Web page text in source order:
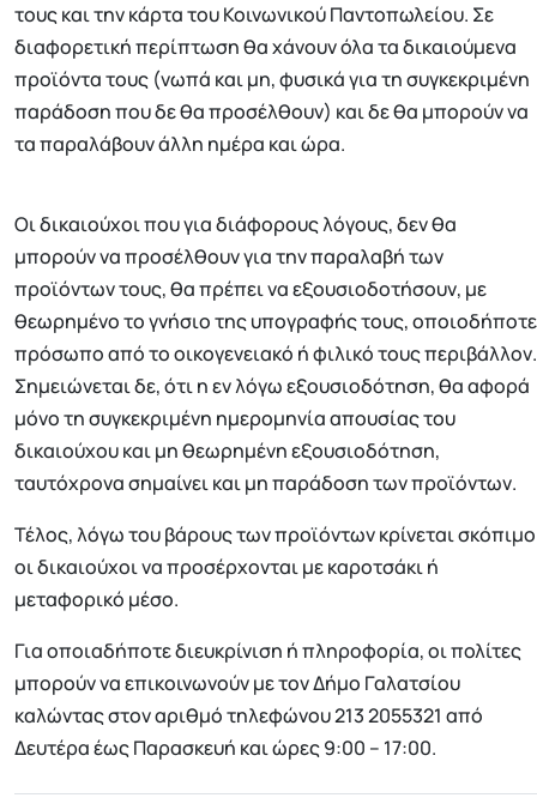
τους και την κάρτα του Κοινωνικού Παντοπωλείου. Σε
διαφορετική περίπτωση θα χάνουν όλα τα δικαιούμενα
προϊόντα τους (νωπά και μη, φυσικά για τη συγκεκριμένη
παράδοση που δε θα προσέλθουν) και δε θα μπορούν να
τα παραλάβουν άλλη ημέρα και ώρα.
Οι δικαιούχοι που για διάφορους λόγους, δεν θα
μπορούν να προσέλθουν για την παραλαβή των
προϊόντων τους, θα πρέπει να εξουσιοδοτήσουν, με
θεωρημένο το γνήσιο της υπογραφής τους, οποιοδήποτε
πρόσωπο από το οικογενειακό ή φιλικό τους περιβάλλον.
Σημειώνεται δε, ότι η εν λόγω εξουσιοδότηση, θα αφορά
μόνο τη συγκεκριμένη ημερομηνία απουσίας του
δικαιούχου και μη θεωρημένη εξουσιοδότηση,
ταυτόχρονα σημαίνει και μη παράδοση των προϊόντων.
Τέλος, λόγω του βάρους των προϊόντων κρίνεται σκόπιμο
οι δικαιούχοι να προσέρχονται με καροτσάκι ή
μεταφορικό μέσο.
Για οποιαδήποτε διευκρίνιση ή πληροφορία, οι πολίτες
μπορούν να επικοινωνούν με τον Δήμο Γαλατσίου
καλώντας στον αριθμό τηλεφώνου 213 2055321 από
Δευτέρα έως Παρασκευή και ώρες 9:00 – 17:00.